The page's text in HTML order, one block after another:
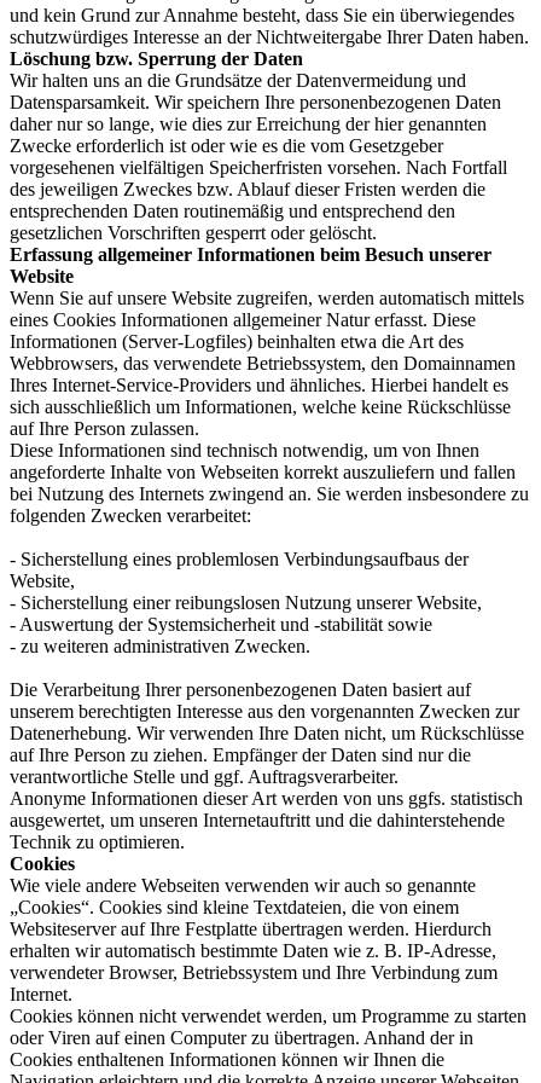
und kein Grund zur Annahme besteht, dass Sie ein überwiegendes
schutzwürdiges Interesse an der Nichtweitergabe Ihrer Daten haben.
Löschung bzw. Sperrung der Daten
Wir halten uns an die Grundsätze der Datenvermeidung und
Datensparsamkeit. Wir speichern Ihre personenbezogenen Daten
daher nur so lange, wie dies zur Erreichung der hier genannten
Zwecke erforderlich ist oder wie es die vom Gesetzgeber
vorgesehenen vielfältigen Speicherfristen vorsehen. Nach Fortfall
des jeweiligen Zweckes bzw. Ablauf dieser Fristen werden die
entsprechenden Daten routinemäßig und entsprechend den
gesetzlichen Vorschriften gesperrt oder gelöscht.
Erfassung allgemeiner Informationen beim Besuch unserer
Website
Wenn Sie auf unsere Website zugreifen, werden automatisch mittels
eines Cookies Informationen allgemeiner Natur erfasst. Diese
Informationen (Server-Logfiles) beinhalten etwa die Art des
Webbrowsers, das verwendete Betriebssystem, den Domainnamen
Ihres Internet-Service-Providers und ähnliches. Hierbei handelt es
sich ausschließlich um Informationen, welche keine Rückschlüsse
auf Ihre Person zulassen.
Diese Informationen sind technisch notwendig, um von Ihnen
angeforderte Inhalte von Webseiten korrekt auszuliefern und fallen
bei Nutzung des Internets zwingend an. Sie werden insbesondere zu
folgenden Zwecken verarbeitet:
- Sicherstellung eines problemlosen Verbindungsaufbaus der
Website,
- Sicherstellung einer reibungslosen Nutzung unserer Website,
- Auswertung der Systemsicherheit und -stabilität sowie
- zu weiteren administrativen Zwecken.
Die Verarbeitung Ihrer personenbezogenen Daten basiert auf
unserem berechtigten Interesse aus den vorgenannten Zwecken zur
Datenerhebung. Wir verwenden Ihre Daten nicht, um Rückschlüsse
auf Ihre Person zu ziehen. Empfänger der Daten sind nur die
verantwortliche Stelle und ggf. Auftragsverarbeiter.
Anonyme Informationen dieser Art werden von uns ggfs. statistisch
ausgewertet, um unseren Internetauftritt und die dahinterstehende
Technik zu optimieren.
Cookies
Wie viele andere Webseiten verwenden wir auch so genannte
„Cookies“. Cookies sind kleine Textdateien, die von einem
Websiteserver auf Ihre Festplatte übertragen werden. Hierdurch
erhalten wir automatisch bestimmte Daten wie z. B. IP-Adresse,
verwendeter Browser, Betriebssystem und Ihre Verbindung zum
Internet.
Cookies können nicht verwendet werden, um Programme zu starten
oder Viren auf einen Computer zu übertragen. Anhand der in
Cookies enthaltenen Informationen können wir Ihnen die